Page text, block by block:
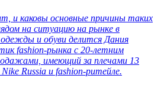
и каковы основные причины таких
на ситуацию на рынке в
и обуви делится Дания
fashion-рынка с 20-летним
имеющий за плечами 13
Russia и fashion-ритейле.